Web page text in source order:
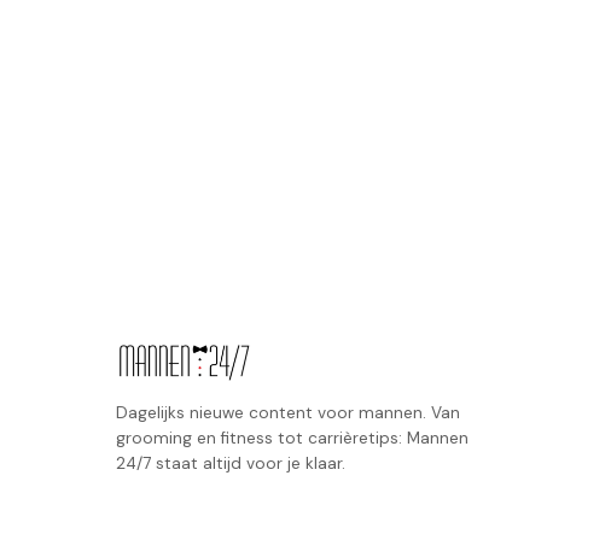
Dagelijks nieuwe content voor mannen. Van
grooming en fitness tot carrièretips: Mannen
24/7 staat altijd voor je klaar.